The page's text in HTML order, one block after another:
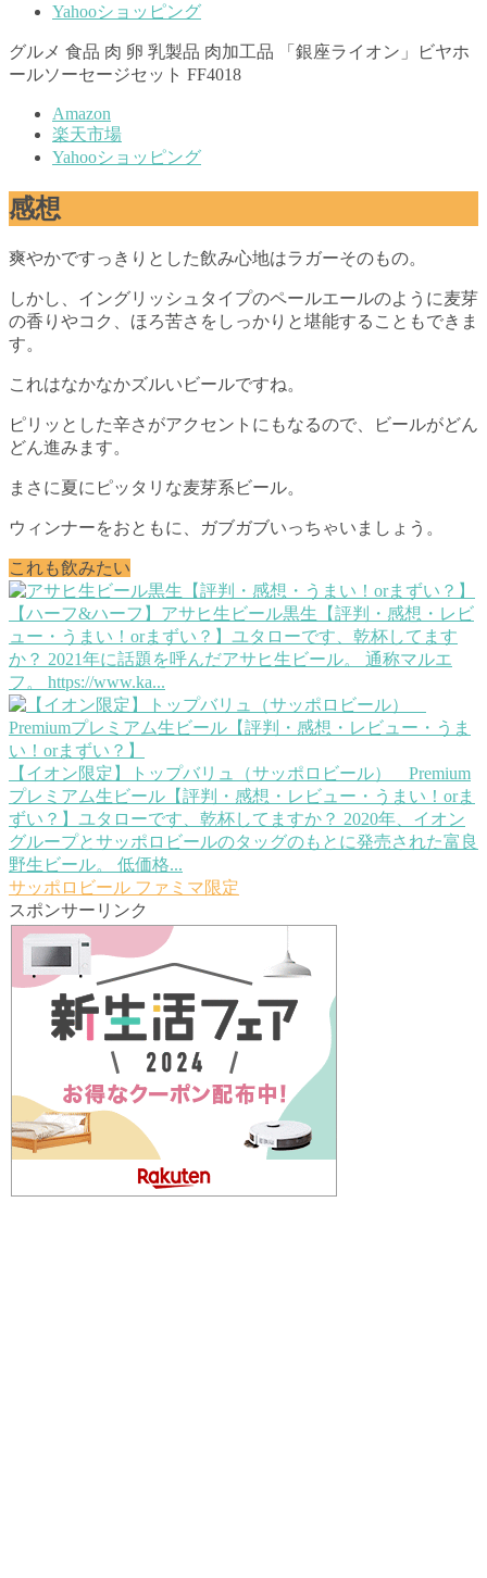
Yahooショッピング
グルメ 食品 肉 卵 乳製品 肉加工品 「銀座ライオン」ビヤホ
ールソーセージセット FF4018
Amazon
楽天市場
Yahooショッピング
感想
爽やかですっきりとした飲み心地はラガーそのもの。
しかし、イングリッシュタイプのペールエールのように麦芽
の香りやコク、ほろ苦さをしっかりと堪能することもできま
す。
これはなかなかズルいビールですね。
ピリッとした辛さがアクセントにもなるので、ビールがどん
どん進みます。
まさに夏にピッタリな麦芽系ビール。
ウィンナーをおともに、ガブガブいっちゃいましょう。
これも飲みたい
【ハーフ&ハーフ】アサヒ生ビール黒生【評判・感想・レビ
ュー・うまい！orまずい？】 ユタローです、乾杯してます
か？ 2021年に話題を呼んだアサヒ生ビール。 通称マルエ
フ。 https://www.ka...
【イオン限定】トップバリュ（サッポロビール） Premium
プレミアム生ビール【評判・感想・レビュー・うまい！orま
ずい？】 ユタローです、乾杯してますか？ 2020年、イオン
グループとサッポロビールのタッグのもとに発売された富良
野生ビール。 低価格...
サッポロビール ファミマ限定
スポンサーリンク